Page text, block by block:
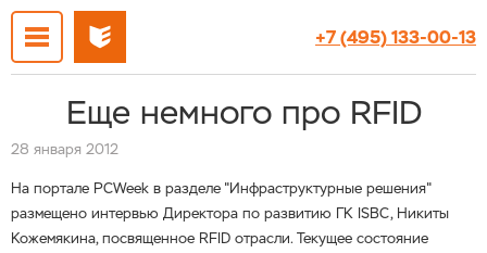
+7 (495) 133-00-13
Еще немного про RFID
28 января 2012
На портале PCWeek в разделе "Инфраструктурные решения"
размещено интервью Директора по развитию ГК ISBC, Никиты
Кожемякина, посвященное RFID отрасли. Текущее состояние